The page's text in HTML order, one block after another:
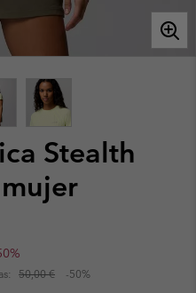
Stealth
50,00 € -50%